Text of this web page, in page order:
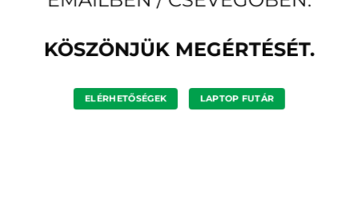
KÖSZÖNJÜK MEGÉRTÉSÉT.
ELÉRHETŐSÉGEK LAPTOP FUTÁR